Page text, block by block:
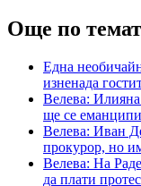
Още по
Една
изненада
Велева:
ще се
Велева: Иван
прокурор, но
Велева: На
да плати